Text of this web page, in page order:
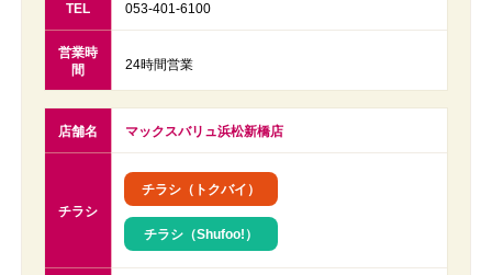
TEL 053-401-6100
営業時
間
24時間営業
店舗名 マックスバリュ浜松新橋店
チラシ
チラシ（トクバイ）
チラシ（Shufoo!）